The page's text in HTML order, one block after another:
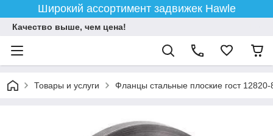
Широкий ассортимент задвижек Hawle
Качество выше, чем цена!
Товары и услуги Фланцы стальные плоские гост 12820-